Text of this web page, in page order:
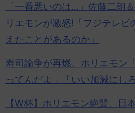
「一番悪いのは…」佐藤二朗
リエモンが激怒!「フジテレビ
えたことがあるのか」
寿司 論争が再燃、ホリエモン
ってんだよ」「いい加減にしろ
【W杯】 ホリエモン絶賛、日